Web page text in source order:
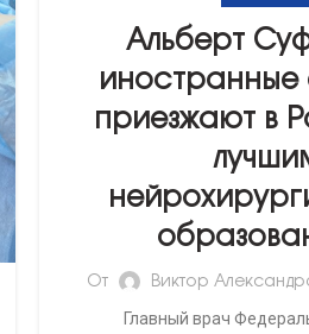
Альберт
иностранные
приезжают в
От Виктор
Главный врач